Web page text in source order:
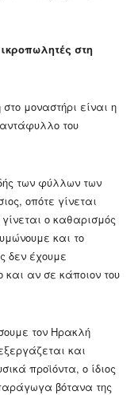
στη
μοναστήρι είναι η
του
των φύλλων των
οπότε γίνεται
ο καθαρισμός
και το
δεν έχουμε
αν σε κάποιον του
τον Ηρακλή
και
προϊόντα, ο ίδιος
βότανα της